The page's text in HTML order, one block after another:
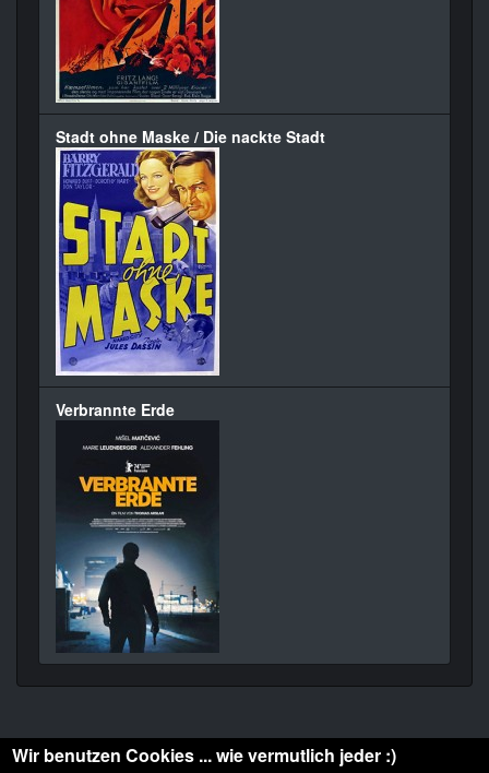
Stadt ohne Maske / Die nackte Stadt
Verbrannte Erde
Wir benutzen Cookies ... wie vermutlich jeder :)